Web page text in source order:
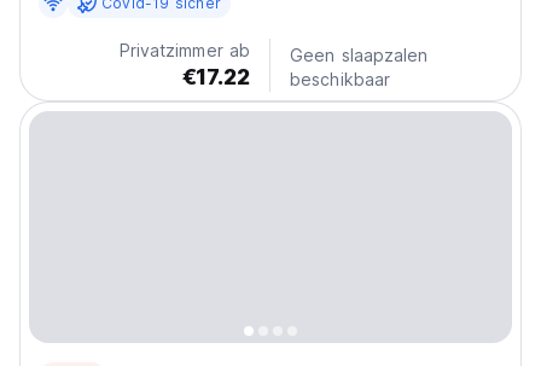
from original language)
Privatzimmer ab
€17.22
Geen slaapzalen
beschikbaar